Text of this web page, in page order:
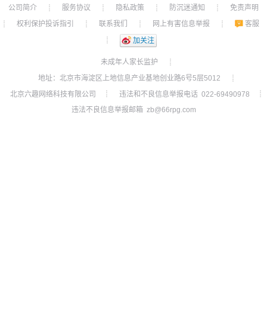
公司简介 ┊ 服务协议 ┊ 隐私政策 ┊ 防沉迷通知 ┊
免责声明
┊
权利保护投诉指引 ┊ 联系我们 ┊ 网上有害信息举报 ┊
客服
┊
加关注
未成年人家长监护
┊
地址：北京市海淀区上地信息产业基地创业路6号5层5012
┊
北京六趣网络科技有限公司
┊ 违法和不良信息举报电话 022-69490978
┊
违法不良信息举报邮箱 zb@66rpg.com